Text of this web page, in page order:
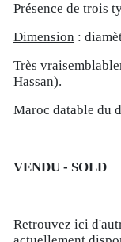
Présence de trois
Dimension :
Très
Hassan).
Maroc datable du
VENDU - SOLD
Retrouvez ici